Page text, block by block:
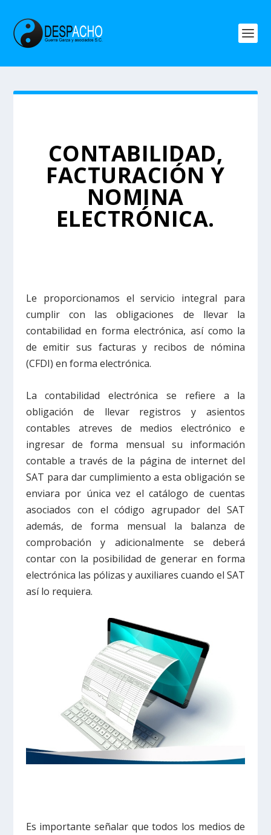
CONTABILIDAD,
FACTURACIÓN Y
NOMINA
ELECTRÓNICA.
Le proporcionamos el servicio integral para
cumplir con las obligaciones de llevar la
contabilidad en forma electrónica, así como la
de emitir sus facturas y recibos de nómina
(CFDI) en forma electrónica.
La contabilidad electrónica se refiere a la
obligación de llevar registros y asientos
contables atreves de medios electrónico e
ingresar de forma mensual su información
contable a través de la página de internet del
SAT para dar cumplimiento a esta obligación se
enviara por única vez el catálogo de cuentas
asociados con el código agrupador del SAT
además, de forma mensual la balanza de
comprobación y adicionalmente se deberá
contar con la posibilidad de generar en forma
electrónica las pólizas y auxiliares cuando el SAT
así lo requiera.
Es importante señalar que todos los medios de